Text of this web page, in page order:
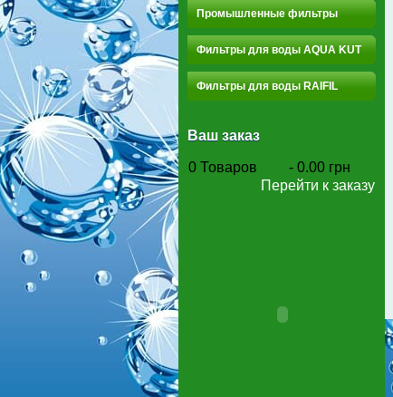
Промышленные фильтры
Фильтры для воды AQUA KUT
Фильтры для воды RAIFIL
Ваш заказ
0 Товаров - 0.00 грн
Перейти к заказу